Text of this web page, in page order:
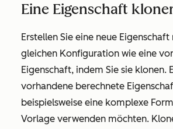
Eine Eigenschaft
Erstellen Sie eine neue
gleichen Konfiguration wie eine
Eigenschaft, indem Sie sie klonen.
vorhandene berechnete
beispielsweise eine komplexe
Vorlage verwenden möchten.